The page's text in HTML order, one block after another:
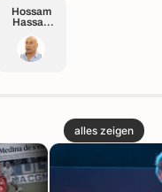
Hossam
Hassan
alles zeigen